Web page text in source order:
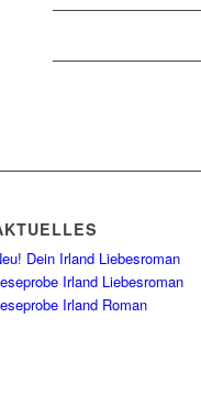
Dein Irland Liebesroman
Irland Liebesroman
Irland Roman